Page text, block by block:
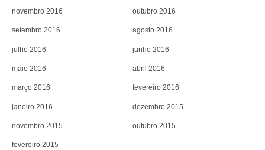
novembro 2016 outubro 2016
setembro 2016 agosto 2016
julho 2016 junho 2016
maio 2016 abril 2016
março 2016 fevereiro 2016
janeiro 2016 dezembro 2015
novembro 2015 outubro 2015
fevereiro 2015